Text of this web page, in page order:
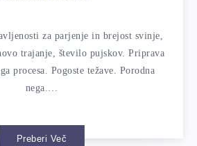
za parjenje in brejost svinje,
trajanje, število pujskov. Priprava
procesa. Pogoste težave. Porodna
nega.…
Preberi Več